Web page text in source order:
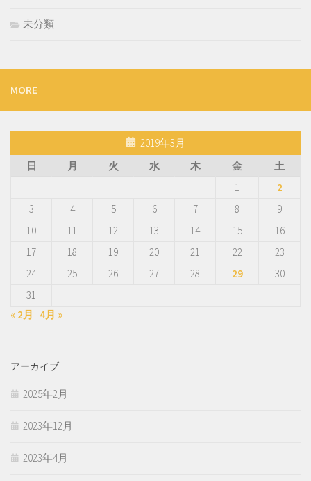
未分類
MORE
2019年3月
日
月 火 水 木 金
土
1
2
3
4 5 6 7 8
9
10
11 12 13 14 15
16
17
18 19 20 21 22
23
24
25 26 27 28 29
30
31
« 2月
4月 »
アーカイブ
2025年2月
2023年12月
2023年4月